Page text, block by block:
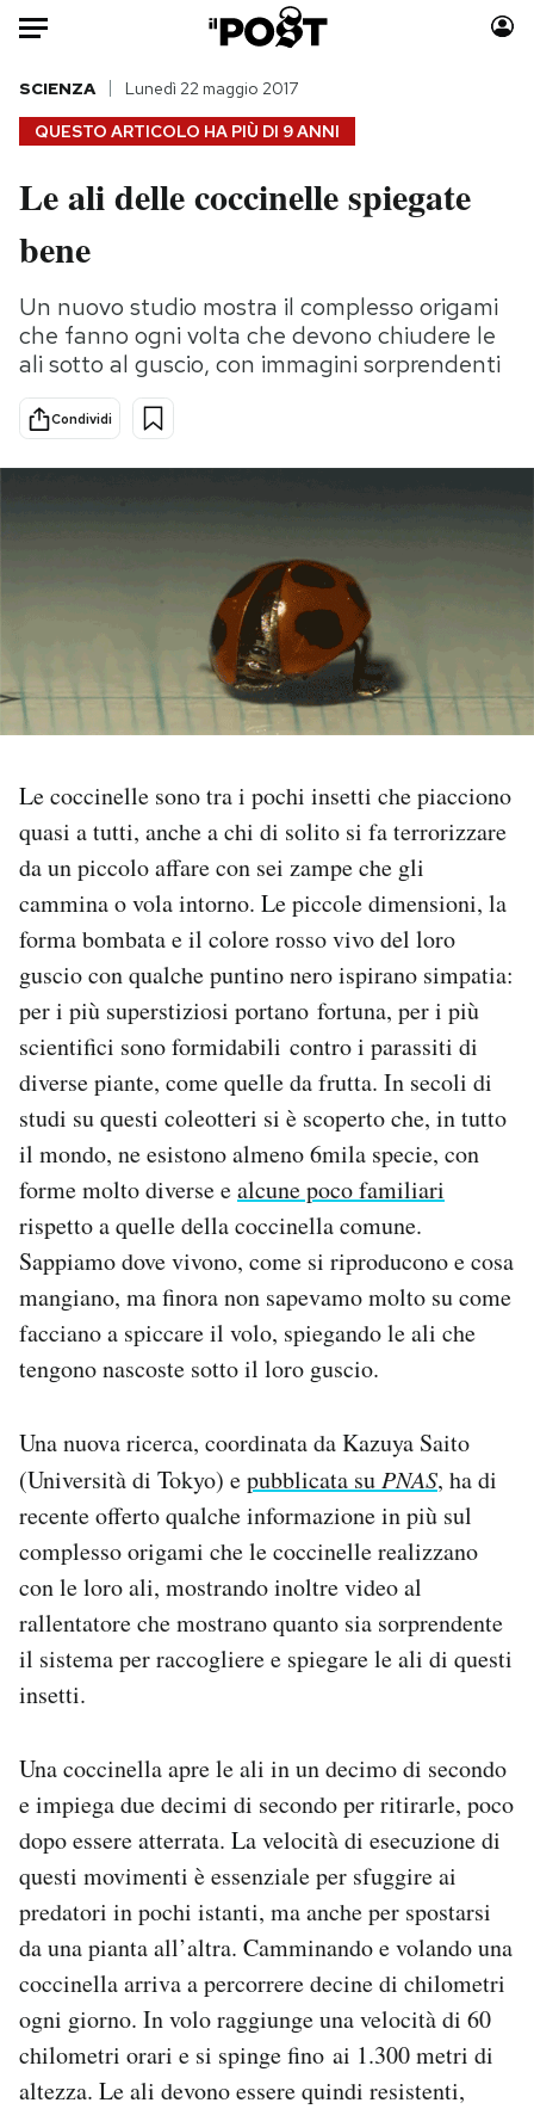
Auto
HOME
Italia
Politica
Tecnologia
Internet
Scienza
Cultura
Economia
Moda
Storie/Idee
Ok Boomer!
Media
I MIEI PREFERITI
CALENDARIO
AREA PERSONALE
Area Personale
Newsletter
Notifiche mobile
Regala il Post
Hai bisogno di aiuto?
QUESTO ARTICOLO HA PIÙ DI 9 ANNI
SCIENZA Lunedì 22 maggio 2017
Le ali delle coccinelle spiegate
bene
Un nuovo studio mostra il complesso origami
che fanno ogni volta che devono chiudere le
ali sotto al guscio, con immagini sorprendenti
Condividi
Le coccinelle sono tra i pochi insetti che piacciono
quasi a tutti, anche a chi di solito si fa terrorizzare
da un piccolo affare con sei zampe che gli
cammina o vola intorno. Le piccole dimensioni, la
forma bombata e il colore rosso vivo del loro
guscio con qualche puntino nero ispirano simpatia:
per i più superstiziosi portano fortuna, per i più
scientifici sono formidabili contro i parassiti di
diverse piante, come quelle da frutta. In secoli di
studi su questi coleotteri si è scoperto che, in tutto
il mondo, ne esistono almeno 6mila specie, con
forme molto diverse ealcune poco familiari
rispetto a quelle della coccinella comune.
Sappiamo dove vivono, come si riproducono e cosa
mangiano, ma finora non sapevamo molto su come
facciano a spiccare il volo, spiegando le ali che
tengono nascoste sotto il loro guscio.
Una nuova ricerca, coordinata da Kazuya Saito
(Università di Tokyo) epubblicata suPNAS, ha di
recente offerto qualche informazione in più sul
complesso origami che le coccinelle realizzano
con le loro ali, mostrando inoltre video al
rallentatore che mostrano quanto sia sorprendente
il sistema per raccogliere e spiegare le ali di questi
insetti.
Una coccinella apre le ali in un decimo di secondo
e impiega due decimi di secondo per ritirarle, poco
dopo essere atterrata. La velocità di esecuzione di
questi movimenti è essenziale per sfuggire ai
predatori in pochi istanti, ma anche per spostarsi
da una pianta all’altra. Camminando e volando una
coccinella arriva a percorrere decine di chilometri
ogni giorno. In volo raggiunge una velocità di 60
chilometri orari e si spinge fino ai 1.300 metri di
altezza. Le ali devono essere quindi resistenti,